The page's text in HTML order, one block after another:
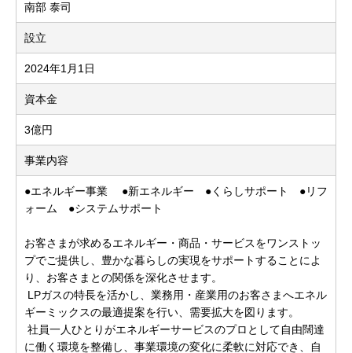
南部 泰司
設立
2024年1月1日
資本金
3億円
事業内容
●エネルギー事業 ●新エネルギー ●くらしサポート ●リフ
ォーム ●システムサポート
お客さまが求めるエネルギー・商品・サービスをワンストッ
プでご提供し、豊かな暮らしの実現をサポートすることによ
り、お客さまとの関係を深化させます。
LPガスの特長を活かし、業務用・産業用のお客さまへエネル
ギーミックスの最適提案を行い、需要拡大を図ります。
社員一人ひとりがエネルギーサービスのプロとして自由闊達
に働く環境を整備し、事業環境の変化に柔軟に対応でき、自